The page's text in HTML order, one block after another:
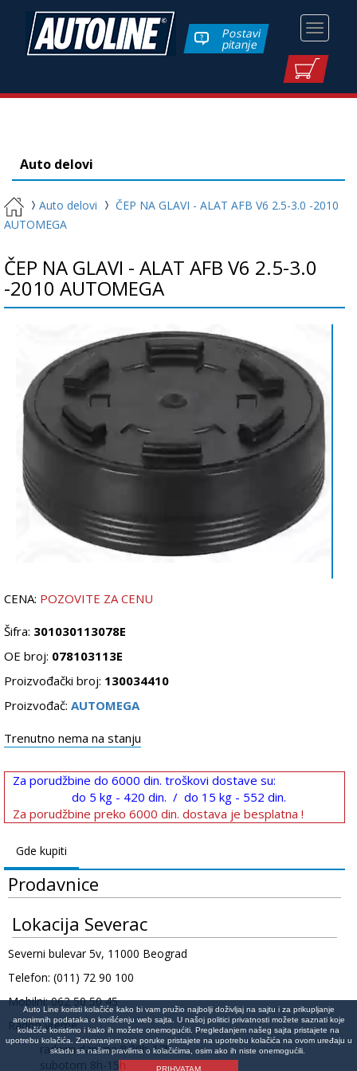
Toggle
Postavi
pitanje
Auto delovi
Auto delovi
ČEP NA GLAVI - ALAT AFB V6 2.5-3.0 -2010
AUTOMEGA
ČEP NA GLAVI - ALAT AFB V6 2.5-3.0
-2010 AUTOMEGA
CENA: POZOVITE ZA CENU
Šifra: 301030113078E
OE broj: 078103113E
Proizvođački broj: 130034410
Proizvođač: AUTOMEGA
Trenutno nema na stanju
Za porudžbine do 6000 din. troškovi dostave su:
do 5 kg - 420 din. / do 15 kg - 552 din.
Za porudžbine preko 6000 din. dostava je besplatna !
Gde kupiti
Prodavnice
Lokacija Severac
Severni bulevar 5v, 11000 Beograd
Telefon: (011) 72 90 100
Mobilni: 062 50 50 45
Radno vreme:
radnim danima 8:30h-17h
subotom 8h-15h
Auto Line koristi kolačiće kako bi vam pružio najbolji doživljaj na sajtu i za prikupljanje
anonimnih podataka o korišćenju web sajta. U našoj politici privatnosti možete saznati koje
kolačiće koristimo i kako ih možete onemogućiti. Pregledanjem našeg sajta pristajete na
upotrebu kolačića. Zatvaranjem ove poruke pristajete na upotrebu kolačića na ovom uređaju u
skladu sa našim pravilima o kolačićima, osim ako ih niste onemogućili.
PRIHVATAM